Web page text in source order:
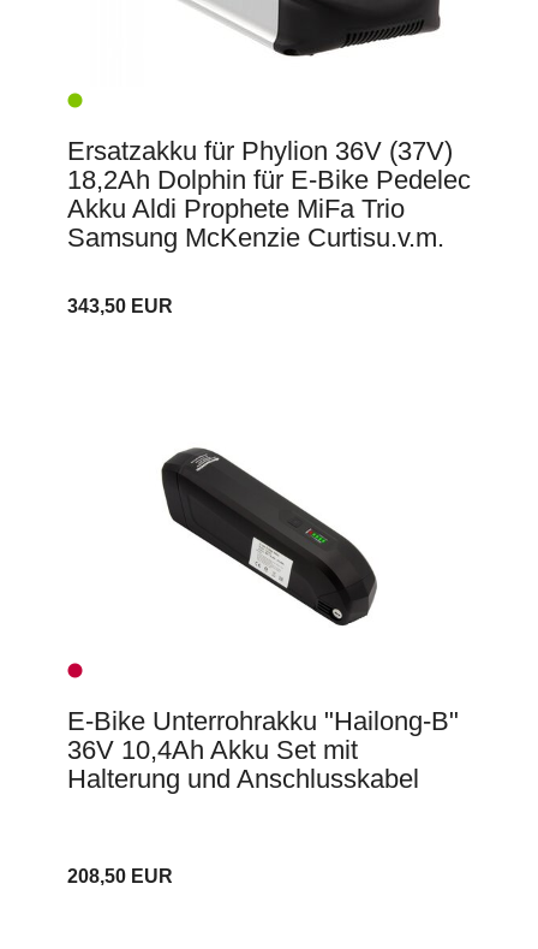
Ersatzakku für Phylion 36V (37V)
18,2Ah Dolphin für E-Bike Pedelec
Akku Aldi Prophete MiFa Trio
Samsung McKenzie Curtisu.v.m.
343,50 EUR
E-Bike Unterrohrakku "Hailong-B"
36V 10,4Ah Akku Set mit
Halterung und Anschlusskabel
208,50 EUR